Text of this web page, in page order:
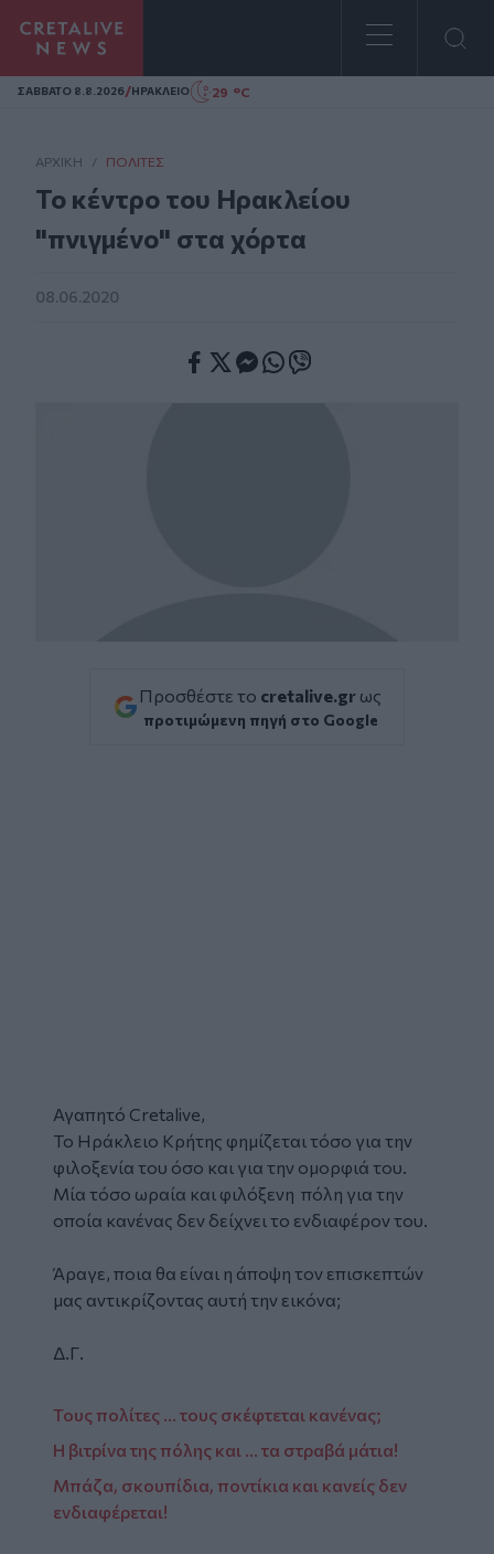
Homepage
ΣAΒΒΑΤΟ 8.8.2026/ΗΡΑΚΛΕΙΟ 29 °C
ΑΡΧΙΚΗ / ΠΟΛΊΤΕΣ
Το κέντρο του Ηρακλείου
"πνιγμένο" στα χόρτα
08.06.2020
Προσθέστε το cretalive.gr ως
προτιμώμενη πηγή στο Google
Αγαπητό Cretalive,
Το Ηράκλειο Κρήτης φημίζεται τόσο για την
φιλοξενία του όσο και για την ομορφιά του.
Μία τόσο ωραία και φιλόξενη πόλη για την
οποία κανένας δεν δείχνει το ενδιαφέρον του.
Άραγε, ποια θα είναι η άποψη τον επισκεπτών
μας αντικρίζοντας αυτή την εικόνα;
Δ.Γ.
Τους πολίτες ... τους σκέφτεται κανένας;
Η βιτρίνα της πόλης και ... τα στραβά μάτια!
Μπάζα, σκουπίδια, ποντίκια και κανείς δεν
ενδιαφέρεται!